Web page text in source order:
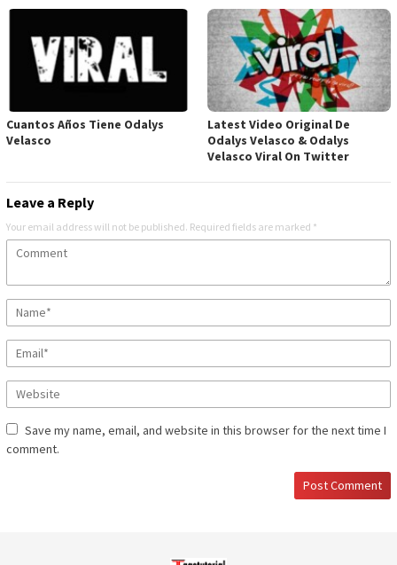
Cuantos Años Tiene Odalys
Velasco
Latest Video Original De
Odalys Velasco & Odalys
Velasco Viral On Twitter
Leave a Reply
Your email address will not be published. Required fields are marked *
Save my name, email, and website in this browser for the next time I
comment.